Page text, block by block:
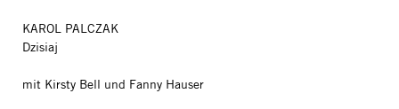
KAROL PALCZAK
Dzisiaj
mit Kirsty Bell und Fanny Hauser